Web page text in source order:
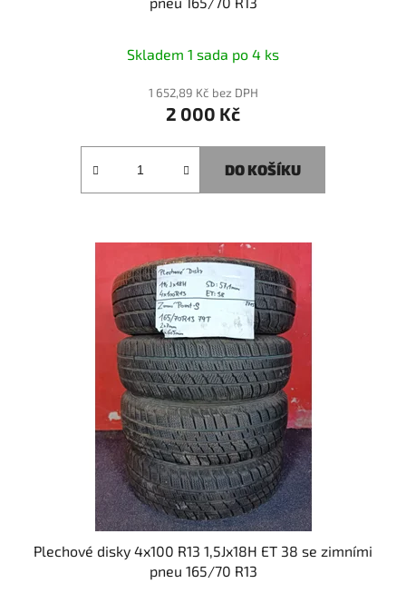
Skladem 1 sada po 4 ks
1 652,89 Kč bez DPH
2 000 Kč
DO KOŠÍKU
Plechové disky 4x100 R13 1,5Jx18H ET 38 se zimními
pneu 165/70 R13